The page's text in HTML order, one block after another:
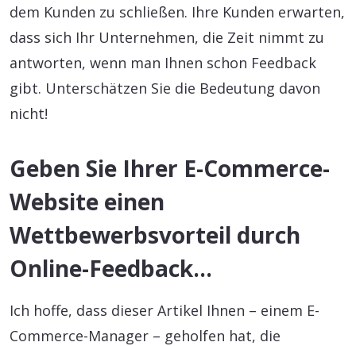
dem Kunden zu schließen. Ihre Kunden erwarten,
dass sich Ihr Unternehmen, die Zeit nimmt zu
antworten, wenn man Ihnen schon Feedback
gibt. Unterschätzen Sie die Bedeutung davon
nicht!
Geben Sie Ihrer E-Commerce-
Website einen
Wettbewerbsvorteil durch
Online-Feedback…
Ich hoffe, dass dieser Artikel Ihnen – einem E-
Commerce-Manager – geholfen hat, die